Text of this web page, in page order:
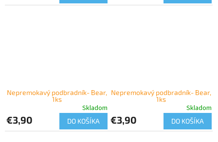
Nepremokavý podbradník- Bear,
1ks
Skladom
€3,90 DO KOŠÍKA
Nepremokavý podbradník- Bear,
1ks
Skladom
€3,90 DO KOŠÍKA